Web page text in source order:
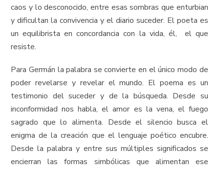
caos y lo desconocido, entre esas sombras que enturbian
y dificultan la convivencia y el diario suceder. El poeta es
un equilibrista en concordancia con la vida, él, el que
resiste.
Para Germán la palabra se convierte en el único modo de
poder revelarse y revelar el mundo. El poema es un
testimonio del suceder y de la búsqueda. Desde su
inconformidad nos habla, el amor es la vena, el fuego
sagrado que lo alimenta. Desde el silencio busca el
enigma de la creación que el lenguaje poético encubre.
Desde la palabra y entre sus múltiples significados se
encierran las formas simbólicas que alimentan ese